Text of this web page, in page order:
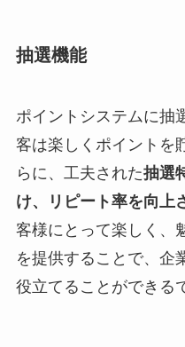
抽選機能
ポイントシステムに抽
客は楽しくポイントを
らに、工夫された抽選
け、リピート率を向上
客様にとって楽しく、
を提供することで、企
役立てることができる